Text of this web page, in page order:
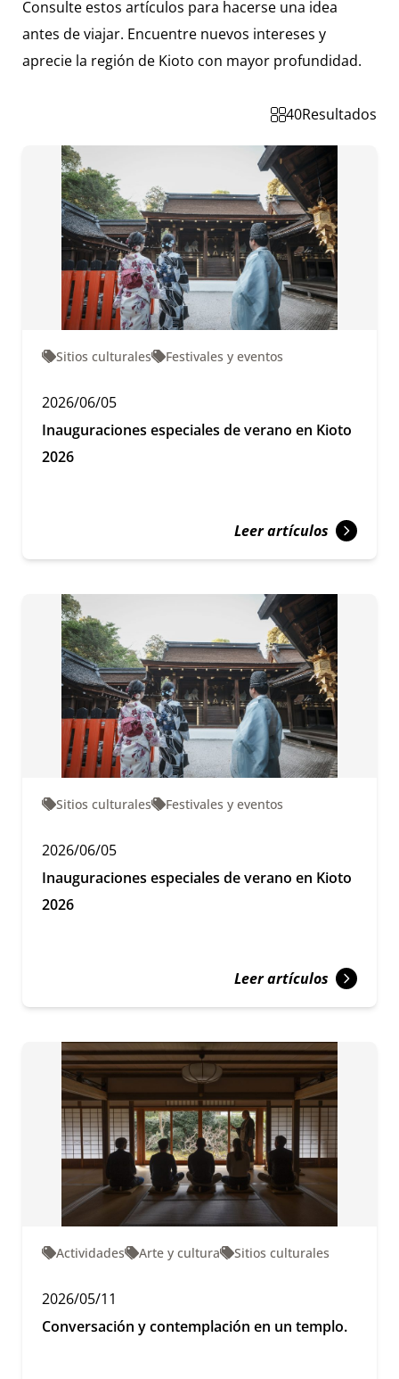
Consulte estos artículos para hacerse una idea
antes de viajar. Encuentre nuevos intereses y
aprecie la región de Kioto con mayor profundidad.
40Resultados
Sitios culturales Festivales y eventos
2026/06/05
Inauguraciones especiales de verano en Kioto
2026
Leer artículos
Sitios culturales Festivales y eventos
2026/06/05
Inauguraciones especiales de verano en Kioto
2026
Leer artículos
Actividades Arte y cultura Sitios culturales
2026/05/11
Conversación y contemplación en un templo.